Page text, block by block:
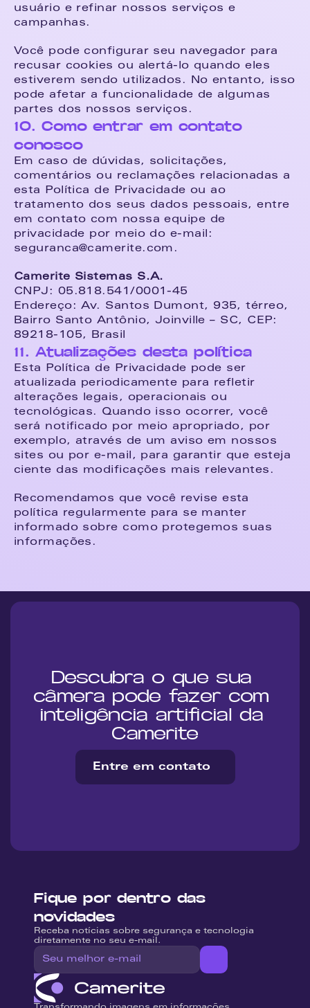
usuário e refinar nossos serviços e
campanhas.
Você pode configurar seu navegador para
recusar cookies ou alertá-lo quando eles
estiverem sendo utilizados. No entanto, isso
pode afetar a funcionalidade de algumas
partes dos nossos serviços.
10. Como entrar em contato
conosco
Em caso de dúvidas, solicitações,
comentários ou reclamações relacionadas a
esta Política de Privacidade ou ao
tratamento dos seus dados pessoais, entre
em contato com nossa equipe de
privacidade por meio do e-mail:
seguranca@camerite.com.
Camerite Sistemas S.A.
CNPJ: 05.818.541/0001-45
Endereço: Av. Santos Dumont, 935, térreo,
Bairro Santo Antônio, Joinville – SC, CEP:
89218-105, Brasil
11. Atualizações desta política
Esta Política de Privacidade pode ser
atualizada periodicamente para refletir
alterações legais, operacionais ou
tecnológicas. Quando isso ocorrer, você
será notificado por meio apropriado, por
exemplo, através de um aviso em nossos
sites ou por e-mail, para garantir que esteja
ciente das modificações mais relevantes.
Recomendamos que você revise esta
política regularmente para se manter
informado sobre como protegemos suas
informações.
Descubra o que sua
câmera pode fazer com
inteligência artificial da
Camerite
Entre em contato
Fique por dentro das
novidades
Receba notícias sobre segurança e tecnologia
diretamente no seu e-mail.